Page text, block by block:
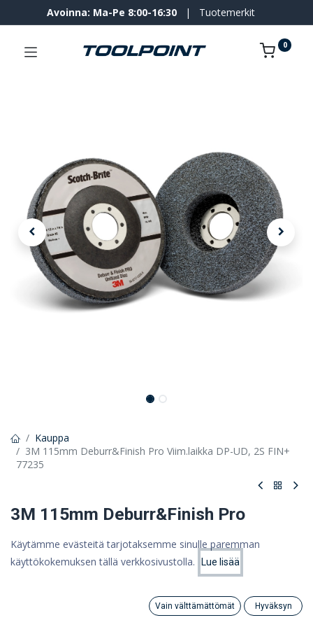
Hinta:
Lisää ostoskoriin
Category
Avoinna: Ma-Pe 8:00-16:30 | Tuotemerkit
0
Kauppa
3M 115mm Deburr&Finish Pro Viim.laikka DP-UD, 2S FIN+
77235
3M 115mm Deburr&Finish Pro
Viim.laikka DP-UD, 2S FIN+ 77235
Deburr&Finish PRO -laikka suoraviivaistaa metallintyöstöä
Käytämme evästeitä tarjotaksemme sinulle paremman
käyttökokemuksen tällä verkkosivustolla.
Lue lisää
Vain välttämättömät Hyväksyn